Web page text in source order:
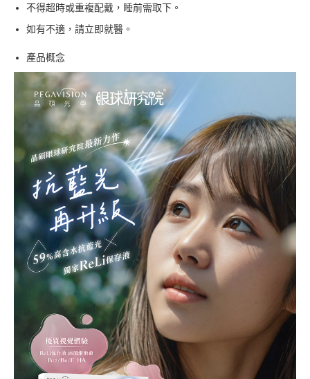
不得超時或重複配戴，睡前需取下。
如有不適，請立即就醫。
產品概念